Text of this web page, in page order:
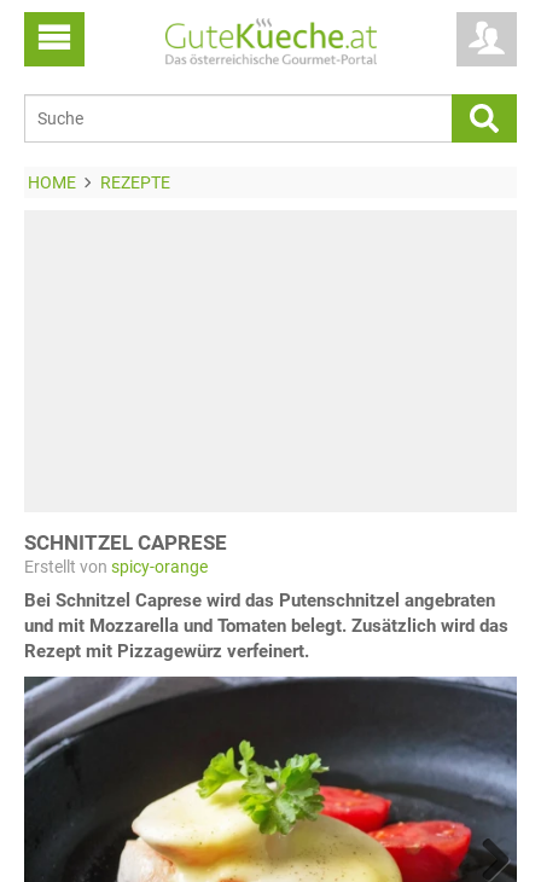
HOME REZEPTE
SCHNITZEL CAPRESE
Erstellt von spicy-orange
Bei Schnitzel Caprese wird das Putenschnitzel angebraten
und mit Mozzarella und Tomaten belegt. Zusätzlich wird das
Rezept mit Pizzagewürz verfeinert.